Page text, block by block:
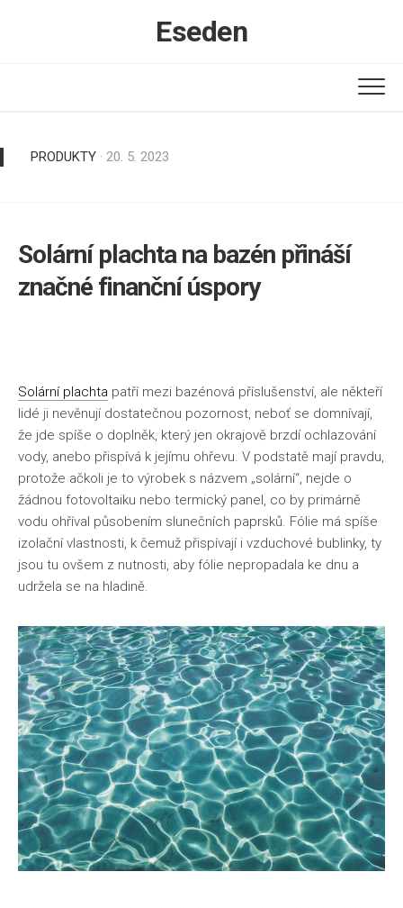
Eseden
PRODUKTY · 20. 5. 2023
Solární plachta na bazén přináší
značné finanční úspory
Solární plachta patří mezi bazénová příslušenství, ale někteří
lidé ji nevěnují dostatečnou pozornost, neboť se domnívají,
že jde spíše o doplněk, který jen okrajově brzdí ochlazování
vody, anebo přispívá k jejímu ohřevu. V podstatě mají pravdu,
protože ačkoli je to výrobek s názvem „solární“, nejde o
žádnou fotovoltaiku nebo termický panel, co by primárně
vodu ohříval působením slunečních paprsků. Fólie má spíše
izolační vlastnosti, k čemuž přispívají i vzduchové bublinky, ty
jsou tu ovšem z nutnosti, aby fólie nepropadala ke dnu a
udržela se na hladině.